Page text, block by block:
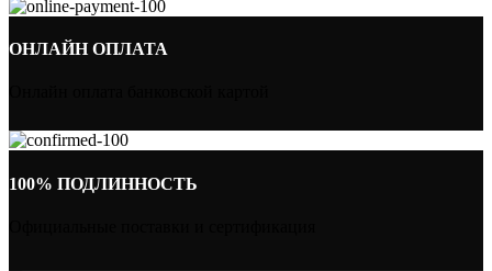
ОНЛАЙН ОПЛАТА
100% ПОДЛИННОСТЬ